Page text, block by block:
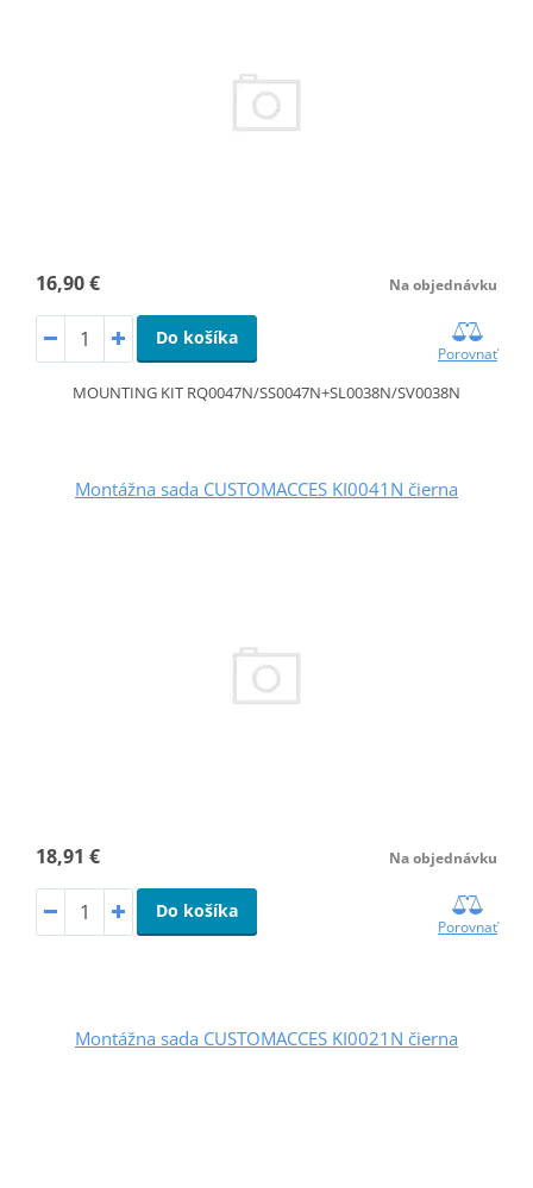
16,90 € Na objednávku
Do košíka
Porovnať
MOUNTING KIT RQ0047N/SS0047N+SL0038N/SV0038N
Montážna sada CUSTOMACCES KI0041N čierna
18,91 € Na objednávku
Do košíka
Porovnať
Montážna sada CUSTOMACCES KI0021N čierna